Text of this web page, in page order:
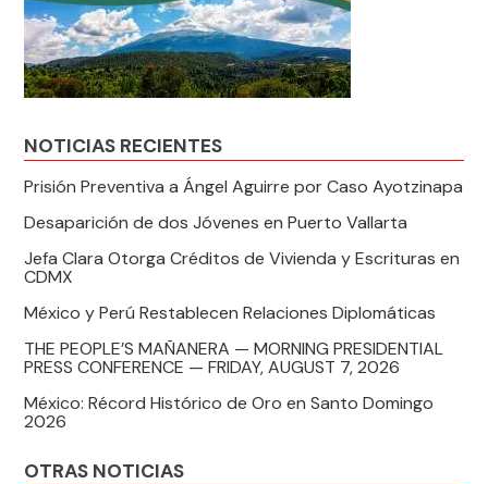
NOTICIAS RECIENTES
Prisión Preventiva a Ángel Aguirre por Caso Ayotzinapa
Desaparición de dos Jóvenes en Puerto Vallarta
Jefa Clara Otorga Créditos de Vivienda y Escrituras en
CDMX
México y Perú Restablecen Relaciones Diplomáticas
THE PEOPLE’S MAÑANERA — MORNING PRESIDENTIAL
PRESS CONFERENCE — FRIDAY, AUGUST 7, 2026
México: Récord Histórico de Oro en Santo Domingo
2026
OTRAS NOTICIAS